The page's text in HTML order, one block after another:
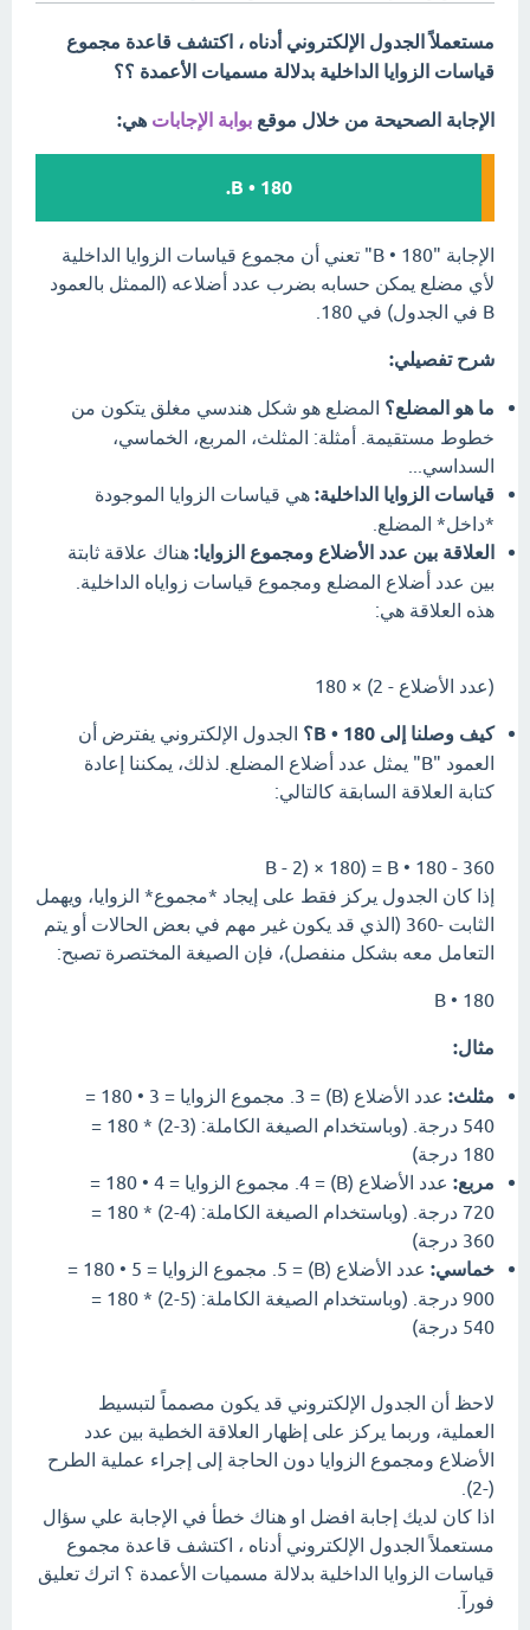
مستعملاً الجدول الإلكتروني أدناه ، اكتشف قاعدة مجموع
قياسات الزوايا الداخلية بدلالة مسميات الأعمدة ؟؟
الإجابة الصحيحة من خلال موقع بوابة الإجابات هي:
B • 180.
الإجابة "B • 180" تعني أن مجموع قياسات الزوايا الداخلية
لأي مضلع يمكن حسابه بضرب عدد أضلاعه (الممثل بالعمود
B في الجدول) في 180.
شرح تفصيلي:
ما هو المضلع؟ المضلع هو شكل هندسي مغلق يتكون من
خطوط مستقيمة. أمثلة: المثلث، المربع، الخماسي،
السداسي...
قياسات الزوايا الداخلية: هي قياسات الزوايا الموجودة
*داخل* المضلع.
العلاقة بين عدد الأضلاع ومجموع الزوايا: هناك علاقة ثابتة
بين عدد أضلاع المضلع ومجموع قياسات زواياه الداخلية.
هذه العلاقة هي:
(عدد الأضلاع - 2) × 180
كيف وصلنا إلى B • 180؟
الجدول الإلكتروني يفترض أن
العمود "B" يمثل عدد أضلاع المضلع. لذلك، يمكننا إعادة
كتابة العلاقة السابقة كالتالي:
B - 2) × 180) = B • 180 - 360
إذا كان الجدول يركز فقط على إيجاد *مجموع* الزوايا، ويهمل
الثابت -360 (الذي قد يكون غير مهم في بعض الحالات أو يتم
التعامل معه بشكل منفصل)، فإن الصيغة المختصرة تصبح:
B • 180
مثال:
مثلث:
عدد الأضلاع (B) = 3. مجموع الزوايا = 3 • 180 =
540 درجة. (وباستخدام الصيغة الكاملة: (3-2) * 180 =
180 درجة)
مربع:
عدد الأضلاع (B) = 4. مجموع الزوايا = 4 • 180 =
720 درجة. (وباستخدام الصيغة الكاملة: (4-2) * 180 =
360 درجة)
خماسي:
عدد الأضلاع (B) = 5. مجموع الزوايا = 5 • 180 =
900 درجة. (وباستخدام الصيغة الكاملة: (5-2) * 180 =
540 درجة)
لاحظ أن الجدول الإلكتروني قد يكون مصمماً لتبسيط
العملية، وربما يركز على إظهار العلاقة الخطية بين عدد
الأضلاع ومجموع الزوايا دون الحاجة إلى إجراء عملية الطرح
(-2).
اذا كان لديك إجابة افضل او هناك خطأ في الإجابة علي سؤال
مستعملاً الجدول الإلكتروني أدناه ، اكتشف قاعدة مجموع
قياسات الزوايا الداخلية بدلالة مسميات الأعمدة ؟ اترك تعليق
فورآ.